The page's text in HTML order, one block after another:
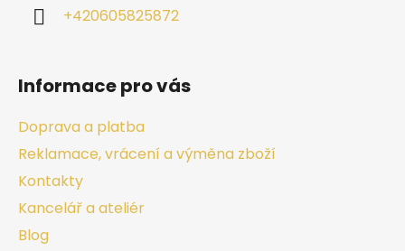
+420605825872
Informace pro vás
Doprava a platba
Reklamace, vrácení a výměna zboží
Kontakty
Kancelář a ateliér
Blog